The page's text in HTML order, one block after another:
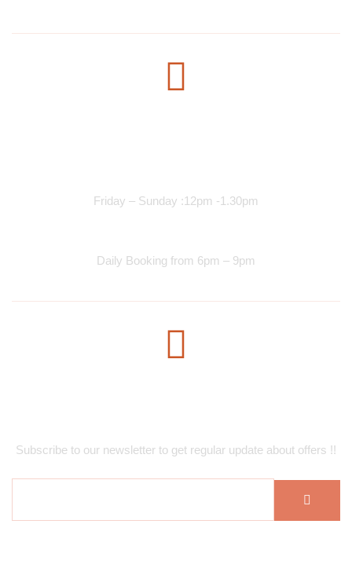
Friday – Sunday :12pm -1.30pm
Daily Booking from 6pm – 9pm
Subscribe to our newsletter to get regular update about offers !!